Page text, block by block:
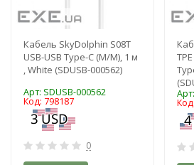
Кабель SkyDolphin S08T
USB-USB Type-C (M/M), 1 м
, White (SDUSB-000562)
Арт: SDUSB-000562
Код: 798187
0